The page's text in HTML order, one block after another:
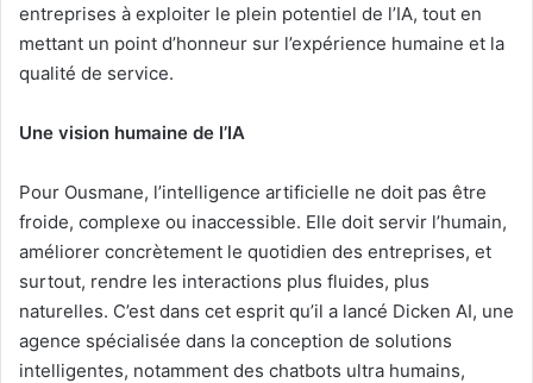
entreprises à exploiter le plein potentiel de l’IA, tout en
mettant un point d’honneur sur l’expérience humaine et la
qualité de service.
Une vision humaine de l’IA
Pour Ousmane, l’intelligence artificielle ne doit pas être
froide, complexe ou inaccessible. Elle doit servir l’humain,
améliorer concrètement le quotidien des entreprises, et
surtout, rendre les interactions plus fluides, plus
naturelles. C’est dans cet esprit qu’il a lancé Dicken AI, une
agence spécialisée dans la conception de solutions
intelligentes, notamment des chatbots ultra humains,